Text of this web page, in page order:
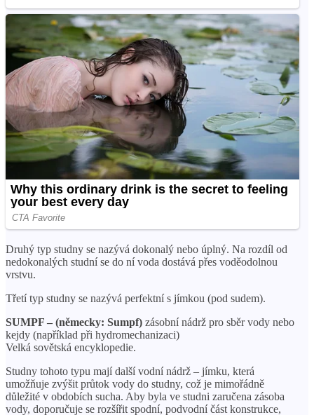
Druhý typ studny se nazývá dokonalý nebo úplný. Na rozdíl od
nedokonalých studní se do ní voda dostává přes voděodolnou
vrstvu.
Třetí typ studny se nazývá perfektní s jímkou ​​(pod sudem).
SUMPF – (německy: Sumpf) zásobní nádrž pro sběr vody nebo
kejdy (například při hydromechanizaci)
Velká sovětská encyklopedie.
Studny tohoto typu mají další vodní nádrž – jímku, která
umožňuje zvýšit průtok vody do studny, což je mimořádně
důležité v obdobích sucha. Aby byla ve studni zaručena zásoba
vody, doporučuje se rozšířit spodní, podvodní část konstrukce,